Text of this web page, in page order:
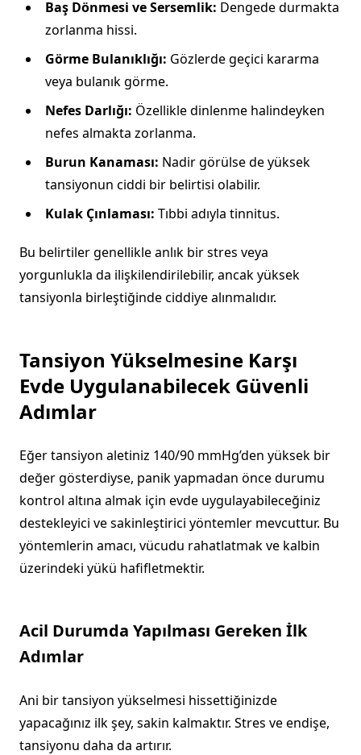
Baş Dönmesi ve Sersemlik: Dengede durmakta
zorlanma hissi.
Görme Bulanıklığı: Gözlerde geçici kararma
veya bulanık görme.
Nefes Darlığı: Özellikle dinlenme halindeyken
nefes almakta zorlanma.
Burun Kanaması: Nadir görülse de yüksek
tansiyonun ciddi bir belirtisi olabilir.
Kulak Çınlaması: Tıbbi adıyla tinnitus.
Bu belirtiler genellikle anlık bir stres veya
yorgunlukla da ilişkilendirilebilir, ancak yüksek
tansiyonla birleştiğinde ciddiye alınmalıdır.
Tansiyon Yükselmesine Karşı
Evde Uygulanabilecek Güvenli
Adımlar
Eğer tansiyon aletiniz 140/90 mmHg’den yüksek bir
değer gösterdiyse, panik yapmadan önce durumu
kontrol altına almak için evde uygulayabileceğiniz
destekleyici ve sakinleştirici yöntemler mevcuttur. Bu
yöntemlerin amacı, vücudu rahatlatmak ve kalbin
üzerindeki yükü hafifletmektir.
Acil Durumda Yapılması Gereken İlk
Adımlar
Ani bir tansiyon yükselmesi hissettiğinizde
yapacağınız ilk şey, sakin kalmaktır. Stres ve endişe,
tansiyonu daha da artırır.